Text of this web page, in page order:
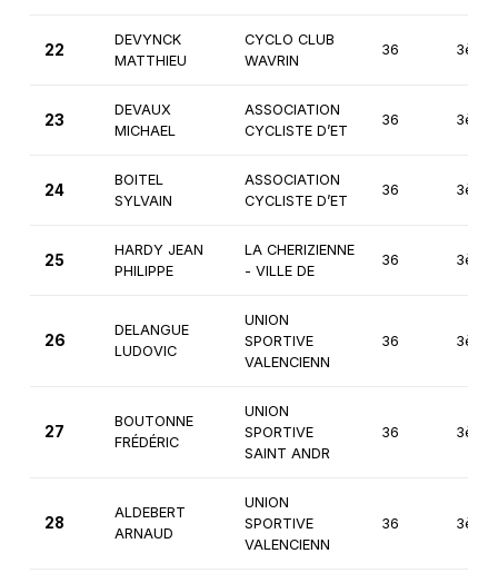
22
DEVYNCK
MATTHIEU
CYCLO CLUB
WAVRIN
36 3ème
23
DEVAUX
MICHAEL
ASSOCIATION
CYCLISTE D’ET
36 3ème
24
BOITEL
SYLVAIN
ASSOCIATION
CYCLISTE D’ET
36 3ème
25
HARDY JEAN
PHILIPPE
LA CHERIZIENNE
- VILLE DE
36 3ème
26
DELANGUE
LUDOVIC
UNION
SPORTIVE
VALENCIENN
36 3ème
27
BOUTONNE
FRÉDÉRIC
UNION
SPORTIVE
SAINT ANDR
36 3ème
28
ALDEBERT
ARNAUD
UNION
SPORTIVE
VALENCIENN
36 3ème